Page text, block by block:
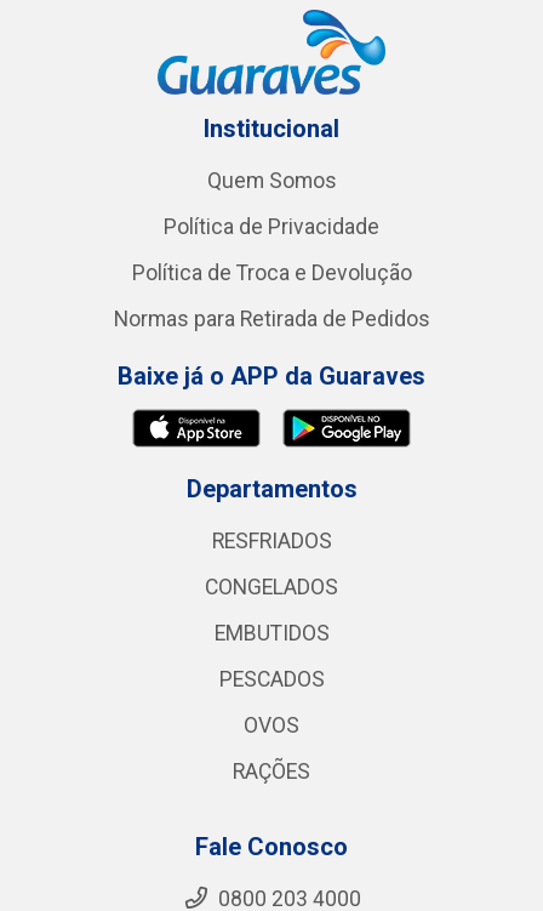
Institucional
Quem Somos
Política de Privacidade
Política de Troca e Devolução
Normas para Retirada de Pedidos
Baixe já o APP da Guaraves
Departamentos
RESFRIADOS
CONGELADOS
EMBUTIDOS
PESCADOS
OVOS
RAÇÕES
Fale Conosco
0800 203 4000